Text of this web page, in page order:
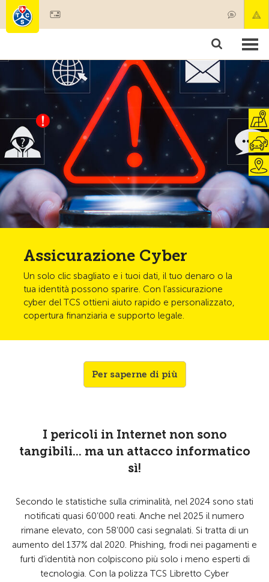
Societariato & prestazioni
Test, sicurezza & salute
Assicurazione Cyber
Un solo clic sbagliato e i tuoi dati, il tuo denaro o la
tua identità possono sparire. Con l’assicurazione
cyber del TCS ottieni aiuto rapido e personalizzato,
copertura finanziaria e supporto legale.
Per saperne di più
I pericoli in Internet non sono
tangibili... ma un attacco informatico
sì!
Secondo le statistiche sulla criminalità, nel 2024 sono stati
notificati quasi 60’000 reati. Anche nel 2025 il numero
rimane elevato, con 58’000 casi segnalati. Si tratta di un
aumento del 137% dal 2020. Phishing, frodi nei pagamenti e
furti d'identità non colpiscono più solo i meno esperti di
tecnologia. Con la polizza TCS Libretto Cyber